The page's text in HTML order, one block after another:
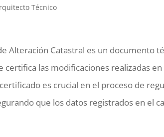
Técnico
Alteración Catastral es un documento
certifica las modificaciones realizadas
es crucial en el proceso de
que los datos registrados en el